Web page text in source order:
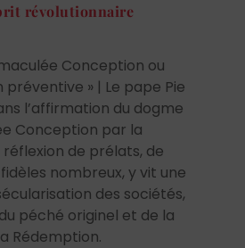
révolutionnaire
Conception ou
» | Le pape Pie
l’affirmation du dogme
Conception par la
de prélats, de
nombreux, y vit une
des sociétés,
péché originel et de la
Rédemption.